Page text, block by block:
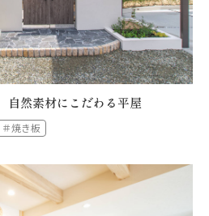
自然素材にこだわる平屋
＃焼き板